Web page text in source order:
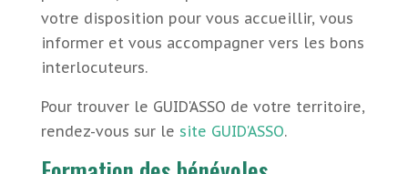
votre disposition pour vous accueillir, vous
informer et vous accompagner vers les bons
interlocuteurs.
Pour trouver le GUID'ASSO de votre territoire,
rendez-vous sur le site GUID'ASSO.